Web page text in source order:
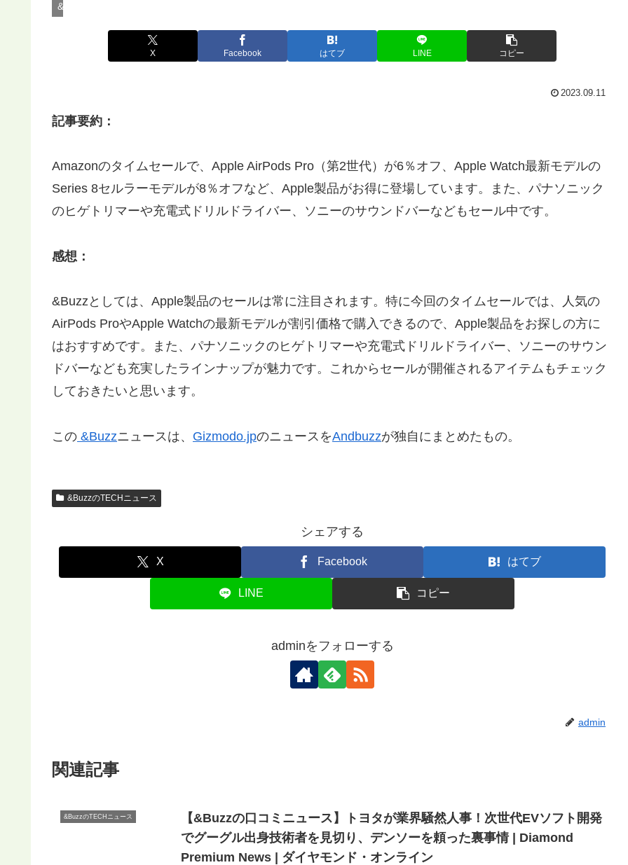
&BuzzのTECHニュース
X Facebook はてブ LINE コピー
2023.09.11
記事要約：
Amazonのタイムセールで、Apple AirPods Pro（第2世代）が6％オフ、Apple Watch最新モデルの
Series 8セルラーモデルが8％オフなど、Apple製品がお得に登場しています。また、パナソニック
のヒゲトリマーや充電式ドリルドライバー、ソニーのサウンドバーなどもセール中です。
感想：
&Buzzとしては、Apple製品のセールは常に注目されます。特に今回のタイムセールでは、人気の
AirPods ProやApple Watchの最新モデルが割引価格で購入できるので、Apple製品をお探しの方に
はおすすめです。また、パナソニックのヒゲトリマーや充電式ドリルドライバー、ソニーのサウン
ドバーなども充実したラインナップが魅力です。これからセールが開催されるアイテムもチェック
しておきたいと思います。
この &Buzzニュースは、 Gizmodo.jpのニュースをAndbuzzが独自にまとめたもの。
&BuzzのTECHニュース
シェアする
X Facebook はてブ
LINE コピー
adminをフォローする
admin
関連記事
&BuzzのTECHニュース
【&Buzzの口コミニュース】トヨタが業界騒然人事！次世代EVソフト開発
でグーグル出身技術者を見切り、デンソーを頼った裏事情 | Diamond
Premium News | ダイヤモンド・オンライン